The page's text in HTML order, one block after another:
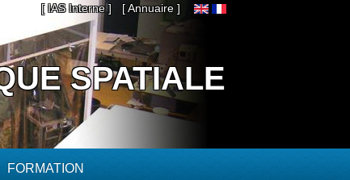
[ IAS Interne ] [ Annuaire ]
SPATIALE
FORMATION